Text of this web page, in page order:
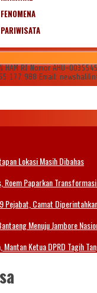
FENOMENA
PARIWISATA
DAN HAM RI Nomor AHU-
177 988 Email:
Lokasi Masih Dibahas
Paparkan
Pejabat, Camat
Menuju Jambore
Ketua DPRD Tagih